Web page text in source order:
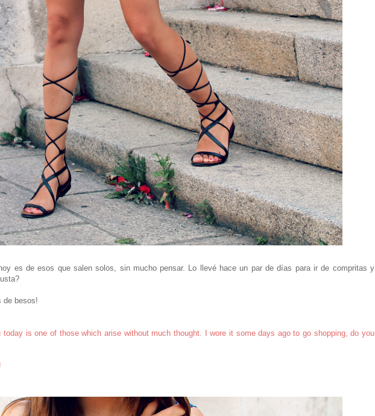
es de esos que salen solos, sin mucho pensar. Lo llevé hace un par de días para ir de compritas y
de besos!
is one of those which arise without much thought. I wore it some days ago to go shopping, do you